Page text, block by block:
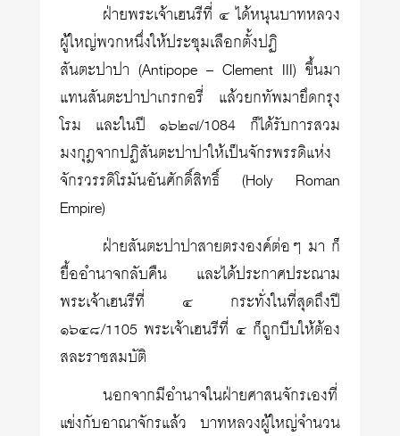
ฝ่ายพระเจ้าเฮนรีที่ ๔ ได้หนุนบาทหลวง
ผู้ใหญ่พวกหนึ่งให้ประชุมเลือกตั้งปฏิ
สันตะปาปา (Antipope – Clement III) ขึ้นมา
แทนสันตะปาปาเกรกอรี่ แล้วยกทัพมายึดกรุง
โรม และในปี ๑๖๒๗/1084 ก็ได้รับการสวม
มงกุฎจากปฏิสันตะปาปาให้เป็นจักรพรรดิแห่ง
จักรวรรดิโรมันอันศักดิ์สิทธิ์ (Holy Roman
Empire)
ฝ่ายสันตะปาปาสายตรงองค์ต่อๆ มา ก็
ยื้ออำนาจกลับคืน และได้ประกาศประณาม
พระเจ้าเฮนรีที่ ๔ กระทั่งในที่สุดถึงปี
๑๖๔๘/1105 พระเจ้าเฮนรีที่ ๔ ก็ถูกบีบให้ต้อง
สละราชสมบัติ
นอกจากมีอำนาจในฝ่ายศาสนจักรเองที่
แข่งกับอาณาจักรแล้ว บาทหลวงผู้ใหญ่จำนวน